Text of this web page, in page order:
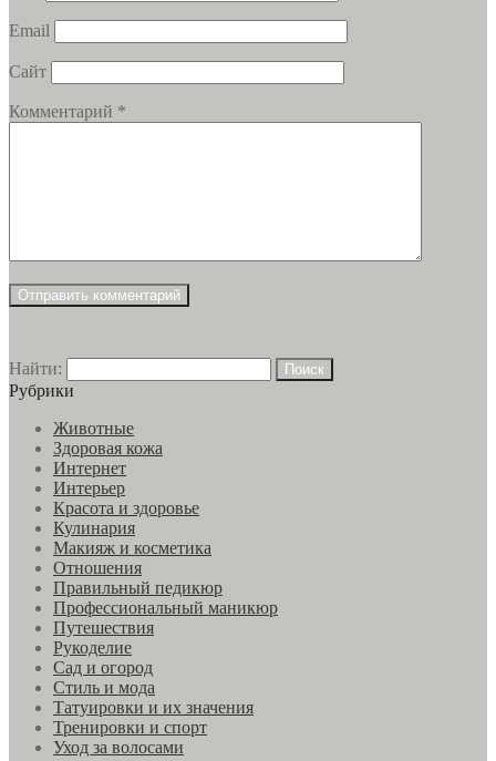
Email
Сайт
Комментарий *
Найти:
Рубрики
Животные
Здоровая кожа
Интернет
Интерьер
Красота и здоровье
Кулинария
Макияж и косметика
Отношения
Правильный педикюр
Профессиональный маникюр
Путешествия
Рукоделие
Сад и огород
Стиль и мода
Татуировки и их значения
Тренировки и спорт
Уход за волосами